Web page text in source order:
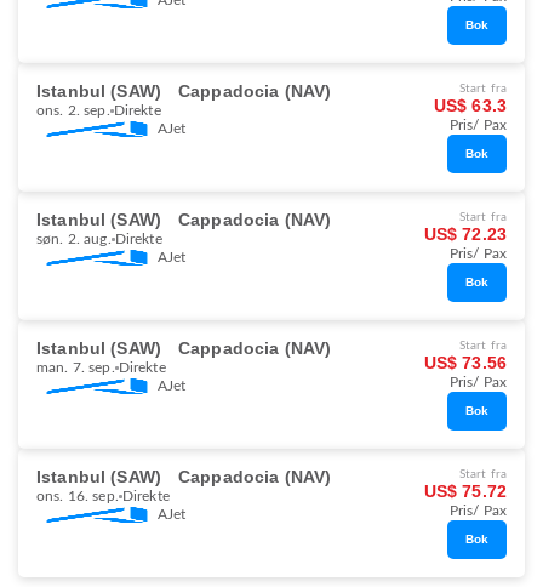
Bok
Istanbul (SAW) Cappadocia (NAV)
ons. 2. sep. Direkte
AJet
Start fra
US$ 63.3
Pris/ Pax
Bok
Istanbul (SAW) Cappadocia (NAV)
søn. 2. aug. Direkte
AJet
Start fra
US$ 72.23
Pris/ Pax
Bok
Istanbul (SAW) Cappadocia (NAV)
man. 7. sep. Direkte
AJet
Start fra
US$ 73.56
Pris/ Pax
Bok
Istanbul (SAW) Cappadocia (NAV)
ons. 16. sep. Direkte
AJet
Start fra
US$ 75.72
Pris/ Pax
Bok